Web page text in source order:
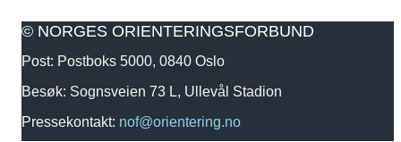
© NORGES ORIENTERINGSFORBUND
Post: Postboks 5000, 0840 Oslo
Besøk: Sognsveien 73 L, Ullevål Stadion
Pressekontakt: nof@orientering.no